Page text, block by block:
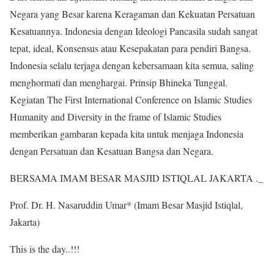
Negara yang Besar karena Keragaman dan Kekuatan Persatuan
Kesatuannya. Indonesia dengan Ideologi Pancasila sudah sangat
tepat, ideal, Konsensus atau Kesepakatan para pendiri Bangsa.
Indonesia selalu terjaga dengan kebersamaan kita semua, saling
menghormati dan menghargai. Prinsip Bhineka Tunggal.
Kegiatan The First International Conference on Islamic Studies
Humanity and Diversity in the frame of Islamic Studies
memberikan gambaran kepada kita untuk menjaga Indonesia
dengan Persatuan dan Kesatuan Bangsa dan Negara.
BERSAMA IMAM BESAR MASJID ISTIQLAL JAKARTA ._
Prof. Dr. H. Nasaruddin Umar* (Imam Besar Masjid Istiqlal,
Jakarta)
This is the day..!!!